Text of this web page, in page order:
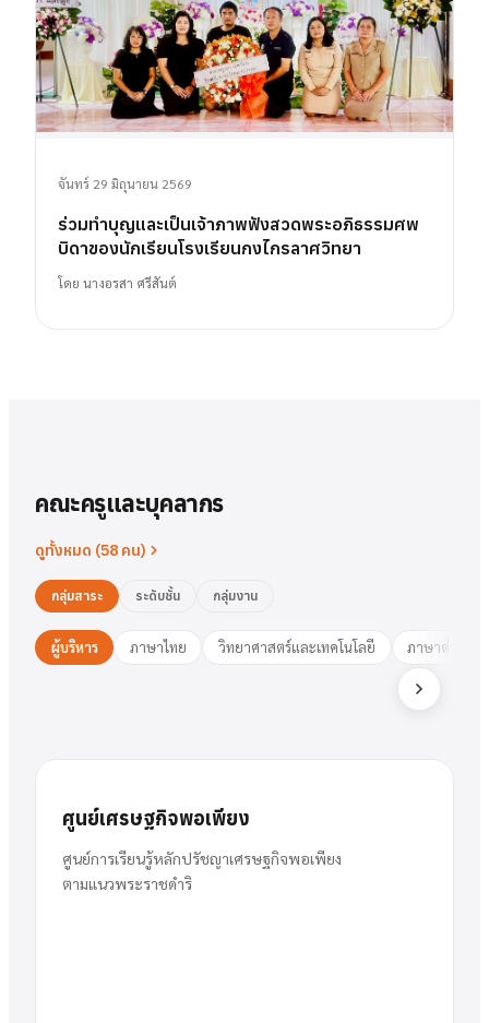
จันทร์ 29 มิถุนายน 2569
ร่วมทำบุญและเป็นเจ้าภาพฟังสวดพระอภิธรรมศพ
บิดาของนักเรียนโรงเรียนกงไกรลาศวิทยา
โดย นางอรสา ศรีสันต์
คณะครูและบุคลากร
ดูทั้งหมด (58 คน)
กลุ่มสาระ ระดับชั้น กลุ่มงาน
ผู้บริหาร ภาษาไทย วิทยาศาสตร์และเทคโนโลยี ภาษาต่างประ
นายสารัตน์ พวงเงิน
พวงเงิน
ผู้อำนวยการ
นางสาวชมพูนุท ศรีฟ้า
ศูนย์เศรษฐกิจพอเพียง
ศูนย์การเรียนรู้หลักปรัชญาเศรษฐกิจพอเพียง
ตามแนวพระราชดำริ